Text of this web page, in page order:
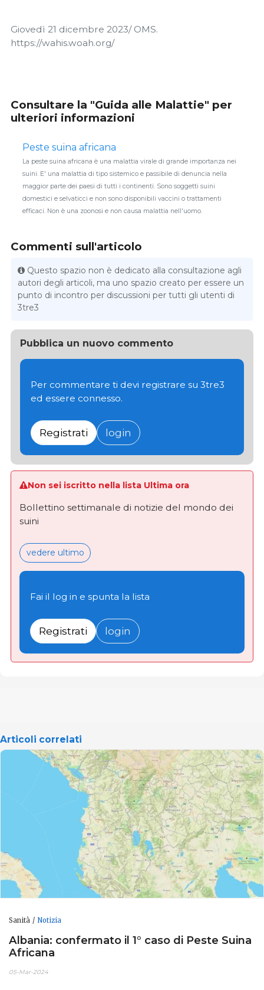
Giovedì 21 dicembre 2023/ OMS.
https://wahis.woah.org/
Consultare la "Guida alle Malattie" per
ulteriori informazioni
Peste suina africana
La peste suina africana è una malattia virale di grande importanza nei
suini. E' una malattia di tipo sistemico e passibile di denuncia nella
maggior parte dei paesi di tutti i continenti. Sono soggetti suini
domestici e selvaticci e non sono disponibili vaccini o trattamenti
efficaci. Non è una zoonosi e non causa malattia nell'uomo.
Commenti sull'articolo
Questo spazio non è dedicato alla consultazione agli
autori degli articoli, ma uno spazio creato per essere un
punto di incontro per discussioni per tutti gli utenti di
3tre3
Pubblica un nuovo commento
Per commentare ti devi registrare su 3tre3
ed essere connesso.
Registrati login
Non sei iscritto nella lista Ultima ora
Bollettino settimanale di notizie del mondo dei
suini
vedere ultimo
Fai il log in e spunta la lista
Registrati login
Articoli correlati
Sanità Notizia
Albania: confermato il 1° caso di Peste Suina
Africana
05-Mar-2024